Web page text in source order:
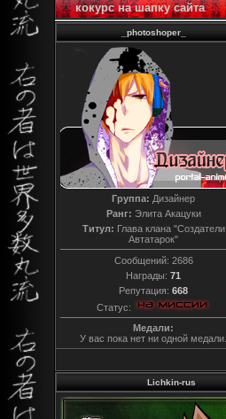
кокурс на шапку сайта
_photoshoper_
Группа: Дизайнер
Ранг: Элита Акацуки
Титул: Глава клана "Создатели
Автатарок"
Сообщений: 2686
Награды: 71
Репутация: 668
Статус:
Медали:
У вас пока нет ни одной медали.
Lichkin-rus